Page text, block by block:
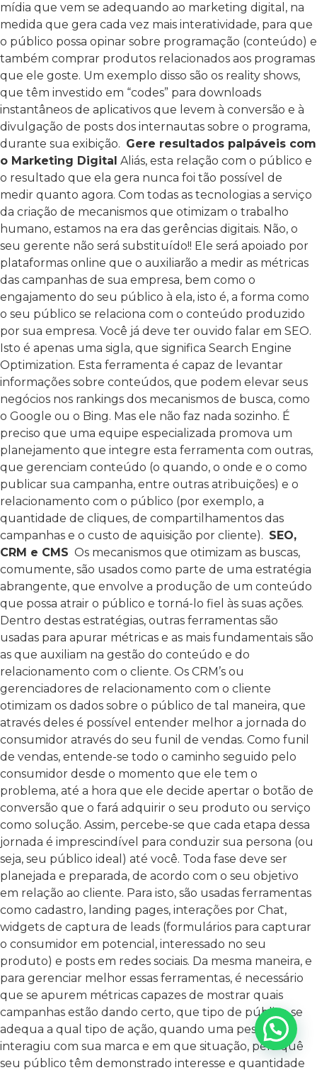
mídia que vem se adequando ao marketing digital, na
medida que gera cada vez mais interatividade, para que
o público possa opinar sobre programação (conteúdo) e
também comprar produtos relacionados aos programas
que ele goste. Um exemplo disso são os reality shows,
que têm investido em “codes” para downloads
instantâneos de aplicativos que levem à conversão e à
divulgação de posts dos internautas sobre o programa,
durante sua exibição. Gere resultados palpáveis com
o Marketing Digital Aliás, esta relação com o público e
o resultado que ela gera nunca foi tão possível de
medir quanto agora. Com todas as tecnologias a serviço
da criação de mecanismos que otimizam o trabalho
humano, estamos na era das gerências digitais. Não, o
seu gerente não será substituído!! Ele será apoiado por
plataformas online que o auxiliarão a medir as métricas
das campanhas de sua empresa, bem como o
engajamento do seu público à ela, isto é, a forma como
o seu público se relaciona com o conteúdo produzido
por sua empresa. Você já deve ter ouvido falar em SEO.
Isto é apenas uma sigla, que significa Search Engine
Optimization. Esta ferramenta é capaz de levantar
informações sobre conteúdos, que podem elevar seus
negócios nos rankings dos mecanismos de busca, como
o Google ou o Bing. Mas ele não faz nada sozinho. É
preciso que uma equipe especializada promova um
planejamento que integre esta ferramenta com outras,
que gerenciam conteúdo (o quando, o onde e o como
publicar sua campanha, entre outras atribuições) e o
relacionamento com o público (por exemplo, a
quantidade de cliques, de compartilhamentos das
campanhas e o custo de aquisição por cliente). SEO,
CRM e CMS Os mecanismos que otimizam as buscas,
comumente, são usados como parte de uma estratégia
abrangente, que envolve a produção de um conteúdo
que possa atrair o público e torná-lo fiel às suas ações.
Dentro destas estratégias, outras ferramentas são
usadas para apurar métricas e as mais fundamentais são
as que auxiliam na gestão do conteúdo e do
relacionamento com o cliente. Os CRM’s ou
gerenciadores de relacionamento com o cliente
otimizam os dados sobre o público de tal maneira, que
através deles é possível entender melhor a jornada do
consumidor através do seu funil de vendas. Como funil
de vendas, entende-se todo o caminho seguido pelo
consumidor desde o momento que ele tem o
problema, até a hora que ele decide apertar o botão de
conversão que o fará adquirir o seu produto ou serviço
como solução. Assim, percebe-se que cada etapa dessa
jornada é imprescindível para conduzir sua persona (ou
seja, seu público ideal) até você. Toda fase deve ser
planejada e preparada, de acordo com o seu objetivo
em relação ao cliente. Para isto, são usadas ferramentas
como cadastro, landing pages, interações por Chat,
widgets de captura de leads (formulários para capturar
o consumidor em potencial, interessado no seu
produto) e posts em redes sociais. Da mesma maneira, e
para gerenciar melhor essas ferramentas, é necessário
que se apurem métricas capazes de mostrar quais
campanhas estão dando certo, que tipo de público se
adequa a qual tipo de ação, quando uma pessoa
interagiu com sua marca e em que situação, pelo quê
seu público têm demonstrado interesse e quantidade